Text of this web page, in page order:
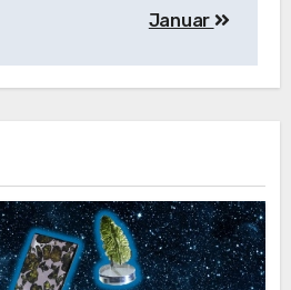
Januar